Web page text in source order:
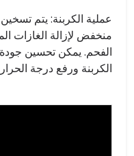
عملية الكربنة: يتم
منخفض لإزالة الغازات
الفحم. يمكن تحسين
الكربنة ورفع درجة